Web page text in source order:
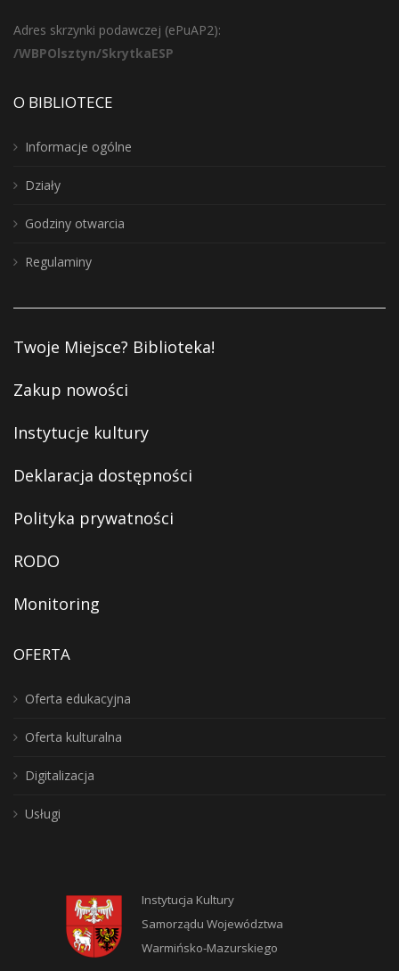
Adres skrzynki podawczej (ePuAP2):
/WBPOlsztyn/SkrytkaESP
O BIBLIOTECE
Informacje ogólne
Działy
Godziny otwarcia
Regulaminy
Twoje Miejsce? Biblioteka!
Zakup nowości
Instytucje kultury
Deklaracja dostępności
Polityka prywatności
RODO
Monitoring
OFERTA
Oferta edukacyjna
Oferta kulturalna
Digitalizacja
Usługi
Instytucja Kultury
Samorządu Województwa
Warmińsko-Mazurskiego